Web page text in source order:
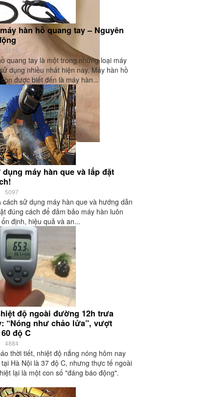
hàn hồ quang tay – Nguyên
5116
quang tay là một trong những loại máy
dụng nhiều nhất hiện nay. Máy hàn hồ
được biết đến là máy hàn...
máy hàn que và lắp đặt
5097
cách sử dụng máy hàn que và hướng dẫn
đúng cách để đảm bảo máy hàn luôn
định, hiệu quả và an...
độ ngoài đường 12h trưa
“Nóng như chảo lửa”, vượt
độ C
4884
thời tiết, nhiệt độ nắng nóng hôm nay
Hà Nội là 37 độ C, nhưng thực tế ngoài
lại là một con số "đáng báo động".